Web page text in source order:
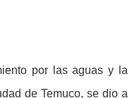
por las aguas y la
de Temuco, se dio a